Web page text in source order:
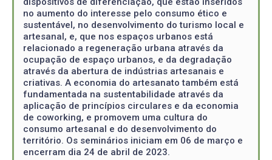
no aumento do interesse pelo consumo ético e
sustentável, no desenvolvimento do turismo local e
artesanal, e, que nos espaços urbanos está
relacionado a regeneração urbana através da
ocupação de espaço urbanos, e da degradação
através da abertura de indústrias artesanais e
criativas. A economia do artesanato também está
fundamentada na sustentabilidade através da
aplicação de princípios circulares e da economia
de coworking, e promovem uma cultura do
consumo artesanal e do desenvolvimento do
território. Os seminários iniciam em 06 de março e
encerram dia 24 de abril de 2023.